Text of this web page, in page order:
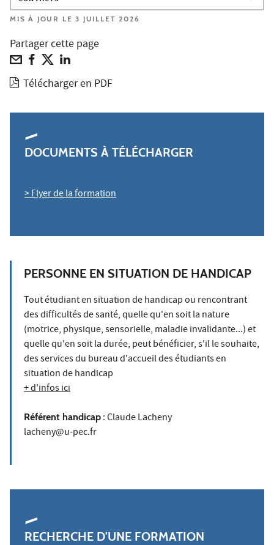
MIS À JOUR LE 3 JUILLET 2026
Partager cette page
Télécharger en PDF
DOCUMENTS À TÉLÉCHARGER
> Flyer de la formation
PERSONNE EN SITUATION DE HANDICAP
Tout étudiant en situation de handicap ou rencontrant
des difficultés de santé, quelle qu'en soit la nature
(motrice, physique, sensorielle, maladie invalidante...) et
quelle qu'en soit la durée, peut bénéficier, s'il le souhaite,
des services du bureau d'accueil des étudiants en
situation de handicap
+ d'infos ici
Référent handicap : Claude Lacheny
lacheny@u-pec.fr
RECHERCHE D'UNE FORMATION